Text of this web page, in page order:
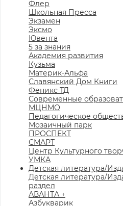
Флер
Школьная Пресса
Экзамен
Эксмо
Ювента
5 за знания
Академия развития
Кузьма
Материк-Альфа
Славянский Дом Книги
Феникс ТД
Современные
МЦНМО
Педагогическое
Мозаичный парк
ПРОСПЕКТ
СМАРТ
Центр Культурного
УМКА
Детская литература/
Детская литература/
раздел
АВАНТА +
Азбукварик